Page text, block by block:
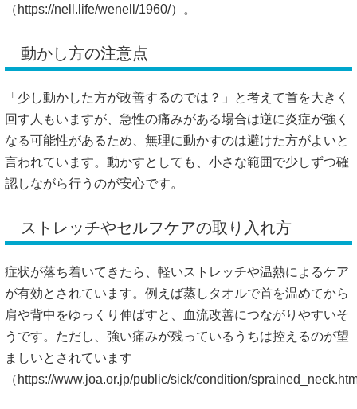
（ https://nell.life/wenell/1960/）。
動かし方の注意点
「少し動かした方が改善するのでは？」と考えて首を大きく
回す人もいますが、急性の痛みがある場合は逆に炎症が強く
なる可能性があるため、無理に動かすのは避けた方がよいと
言われています。動かすとしても、小さな範囲で少しずつ確
認しながら行うのが安心です。
ストレッチやセルフケアの取り入れ方
症状が落ち着いてきたら、軽いストレッチや温熱によるケア
が有効とされています。例えば蒸しタオルで首を温めてから
肩や背中をゆっくり伸ばすと、血流改善につながりやすいそ
うです。ただし、強い痛みが残っているうちは控えるのが望
ましいとされています
（ https://www.joa.or.jp/public/sick/condition/